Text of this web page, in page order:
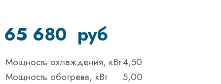
65 680 руб
Мощность охлаждения, кВт4,50
Мощность обогрева, кВт
5,00